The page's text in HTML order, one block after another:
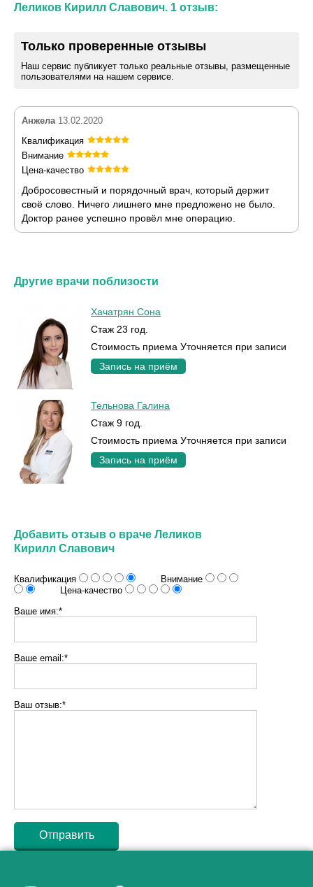
Леликов Кирилл Славович. 1 отзыв:
Только проверенные отзывы
Наш сервис публикует только реальные отзывы, размещенные
пользователями на нашем сервисе.
Анжела 13.02.2020
Квалификация
Внимание
Цена-качество
Добросовестный и порядочный врач, который держит
своё слово. Ничего лишнего мне предложено не было.
Доктор ранее успешно провёл мне операцию.
Другие врачи поблизости
Хачатрян Сона
Стаж 23 год.
Стоимость приема Уточняется при записи
Запись на приём
Тельнова Галина
Стаж 9 год.
Стоимость приема Уточняется при записи
Запись на приём
Добавить отзыв о враче Леликов
Кирилл Славович
Квалификация
Внимание
Цена-качество
Ваше имя:*
Ваше email:*
Ваш отзыв:*